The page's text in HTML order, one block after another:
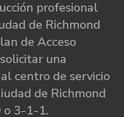
profesional
de Richmond
de Acceso
una
centro de servicio
de Richmond
3-1-1.